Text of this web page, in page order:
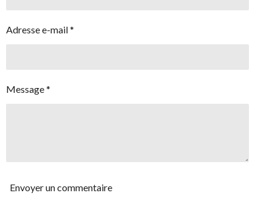
Adresse e-mail *
Message *
Envoyer un commentaire